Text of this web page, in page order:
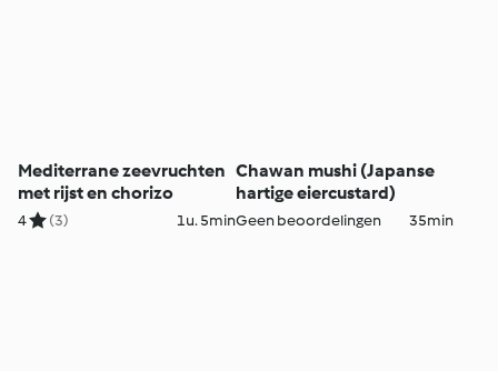
Mediterrane zeevruchten
met rijst en chorizo
4 (3) 1u. 5min
Chawan mushi (Japanse
hartige eiercustard)
Geen beoordelingen 35min